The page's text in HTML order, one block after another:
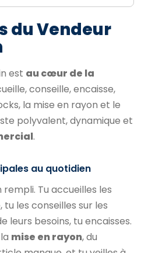
du Vendeur
est au cœur de la
conseille, encaisse,
la mise en rayon et le
polyvalent, dynamique et
.
au quotidien
Tu accueilles les
les conseilles sur les
leurs besoins, tu encaisses.
mise en rayon, du